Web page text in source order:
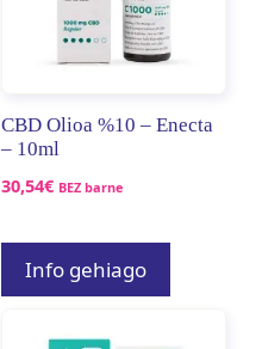
CBD Olioa %10 – Enecta
– 10ml
30,54€ BEZ barne
Info gehiago